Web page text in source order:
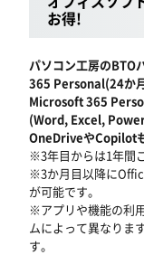
お得!
パソコン工房のBTO
365 Personal(24か
Microsoft 365
(Word, Excel,
OneDriveやCopilot
※3年目からは1年間
※3か月目以降に
が可能です。
※アプリや機能の利
ムによって異なりま
す。